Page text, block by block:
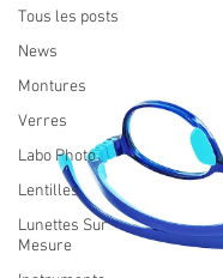
Tous les posts
News
Montures
Verres
Labo Photo
Lentilles
Lunettes Sur
Mesure